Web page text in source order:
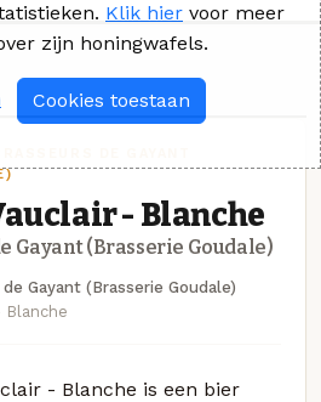
- Blanche
Gayant (Brasserie Goudale)
Gayant (Brasserie Goudale)
Blanche
- Blanche is een bier
Klik hier voor meer
zijn honingwafels.
Cookies toestaan